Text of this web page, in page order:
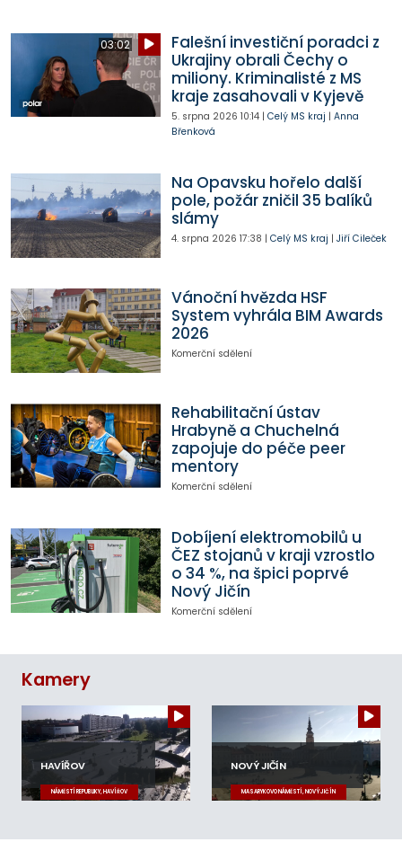
03:02
Falešní investiční poradci z
Ukrajiny obrali Čechy o
miliony. Kriminalisté z MS
kraje zasahovali v Kyjevě
5. srpna 2026 10:14| Celý MS kraj | Anna
Břenková
Na Opavsku hořelo další
pole, požár zničil 35 balíků
slámy
4. srpna 2026 17:38 | Celý MS kraj | Jiří Cileček
Vánoční hvězda HSF
System vyhrála BIM Awards
2026
Komerční sdělení
Rehabilitační ústav
Hrabyně a Chuchelná
zapojuje do péče peer
mentory
Komerční sdělení
Dobíjení elektromobilů u
ČEZ stojanů v kraji vzrostlo
o 34 %, na špici poprvé
Nový Jičín
Komerční sdělení
Kamery
HAVÍŘOV
NÁMĚSTÍ REPUBLIKY, HAVÍŘOV
NOVÝ JIČÍN
MASARYKOVO NÁMĚSTÍ, NOVÝ JIČÍN